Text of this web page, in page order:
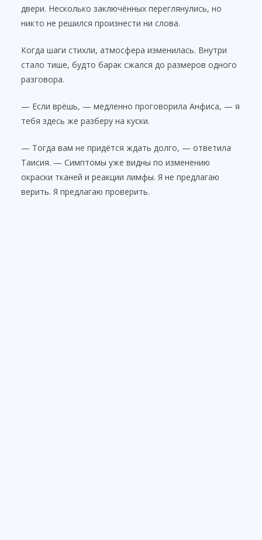
двери. Несколько заключённых переглянулись, но
никто не решился произнести ни слова.
Когда шаги стихли, атмосфера изменилась. Внутри
стало тише, будто барак сжался до размеров одного
разговора.
— Если врёшь, — медленно проговорила Анфиса, — я
тебя здесь же разберу на куски.
— Тогда вам не придётся ждать долго, — ответила
Таисия. — Симптомы уже видны по изменению
окраски тканей и реакции лимфы. Я не предлагаю
верить. Я предлагаю проверить.